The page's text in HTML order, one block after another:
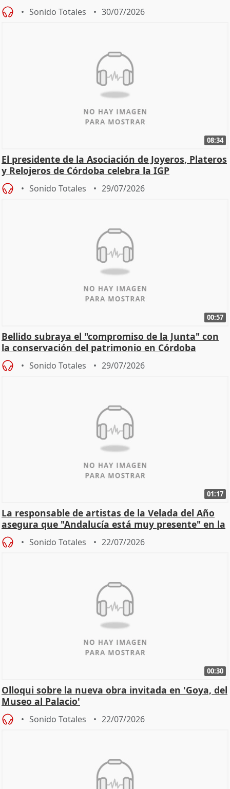
Sonido Totales 30/07/2026
08:34
El presidente de la Asociación de Joyeros, Plateros
y Relojeros de Córdoba celebra la IGP
Sonido Totales 29/07/2026
00:57
Bellido subraya el "compromiso de la Junta" con
la conservación del patrimonio en Córdoba
Sonido Totales 29/07/2026
01:17
La responsable de artistas de la Velada del Año
asegura que "Andalucía está muy presente" en la
cita
Sonido Totales 22/07/2026
00:30
Olloqui sobre la nueva obra invitada en 'Goya, del
Museo al Palacio'
Sonido Totales 22/07/2026